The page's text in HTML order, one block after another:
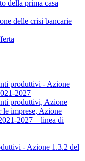
della prima casa
delle crisi bancarie
produttivi - Azione
2027
produttivi, Azione
le imprese, Azione
2027 – linea di
- Azione 1.3.2 del